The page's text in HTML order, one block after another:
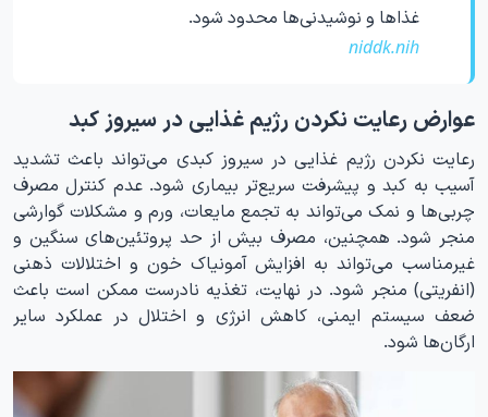
غذاها و نوشیدنی‌ها محدود شود.
niddk.nih
عوارض رعایت نکردن رژیم غذایی در سیروز کبد
رعایت نکردن رژیم غذایی در سیروز کبدی می‌تواند باعث تشدید
آسیب به کبد و پیشرفت سریع‌تر بیماری شود. عدم کنترل مصرف
چربی‌ها و نمک می‌تواند به تجمع مایعات، ورم و مشکلات گوارشی
منجر شود. همچنین، مصرف بیش از حد پروتئین‌های سنگین و
غیرمناسب می‌تواند به افزایش آمونیاک خون و اختلالات ذهنی
(انفریتی) منجر شود. در نهایت، تغذیه نادرست ممکن است باعث
ضعف سیستم ایمنی، کاهش انرژی و اختلال در عملکرد سایر
ارگان‌ها شود.